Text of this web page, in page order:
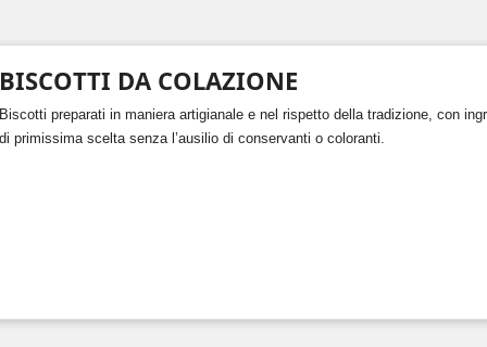
DA COLAZIONE
preparati in maniera artigianale e nel rispetto della tradizione, con
primissima scelta senza l’ausilio di conservanti o coloranti.